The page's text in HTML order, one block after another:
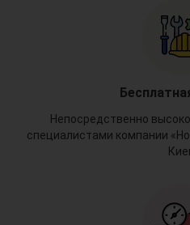
Непосредственно
специалистами компании